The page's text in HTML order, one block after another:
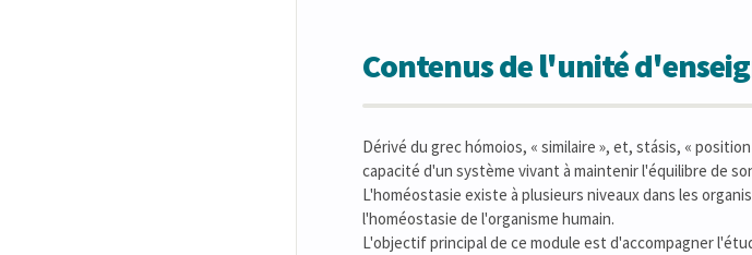
Contenus de l'unité
Dérivé du grec hómoios, « similaire », et, stásis, «
capacité d'un système vivant à maintenir l'équilibre de
L'homéostasie existe à plusieurs niveaux dans les
l'homéostasie de l'organisme humain.
L'objectif principal de ce module est d'accompagner